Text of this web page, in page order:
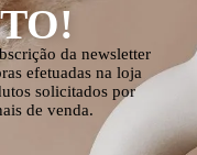
da newsletter
efetuadas na loja
solicitados por
de venda.